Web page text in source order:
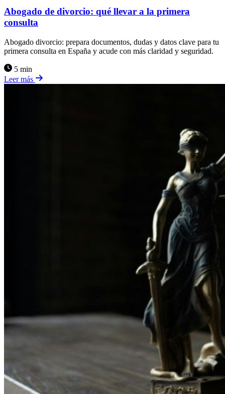
Abogado de divorcio: qué llevar a la primera
consulta
Abogado divorcio: prepara documentos, dudas y datos clave para tu
primera consulta en España y acude con más claridad y seguridad.
5 min
Leer más